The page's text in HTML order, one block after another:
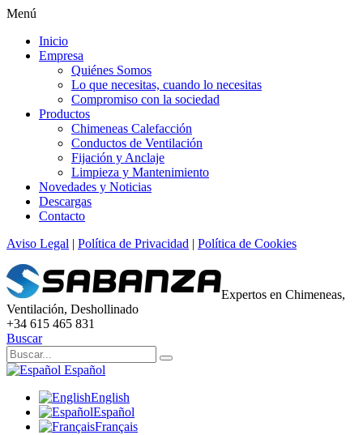
Menú
Inicio
Empresa
Quiénes Somos
Lo que necesitas, cuando lo necesitas
Compromiso con la sociedad
Productos
Chimeneas Calefacción
Conductos de Ventilación
Fijación y Anclaje
Limpieza y Mantenimiento
Novedades y Noticias
Descargas
Contacto
Aviso Legal | Política de Privacidad | Política de Cookies
Expertos en Chimeneas,
Ventilación, Deshollinado
+34 615 465 831
Buscar
Español
English
Español
Français